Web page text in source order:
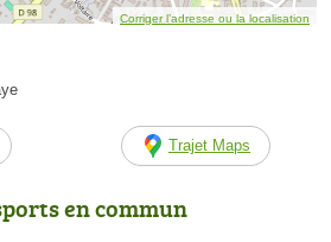
Corriger l’adresse ou la localisation
Trajet Maps
en commun